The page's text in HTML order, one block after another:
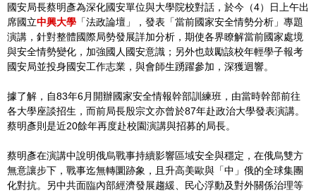
國安局長蔡明彥為深化國安單位與大學院校對話，於今（4）日上午出
席國立中興大學 「法政論壇」，發表「當前國家安全情勢分析」專題
演講，針對整體國際局勢發展詳加分析，期使各界瞭解當前國家處境
與安全情勢變化，加強國人國安意識；另外也鼓勵該校年輕學子報考
國安局並投身國安工作志業，與會師生踴躍參加，深獲迴響。
據了解，自83年6月開辦國家安全情報幹部訓練班，由當時幹部前往
各大學座談招生，而前局長殷宗文亦曾於87年赴政治大學發表演講。
蔡明彥則是近20餘年再度赴校園演講與招募的局長。
蔡明彥在演講中說明俄烏戰事持續影響區域安全與穩定，在俄烏雙方
無意讓步下，戰事迄無轉圜跡象，且升高美歐與「中」俄的全球集團
化對抗。另中共面臨內部經濟發展趨緩、民心浮動及對外關係治理等